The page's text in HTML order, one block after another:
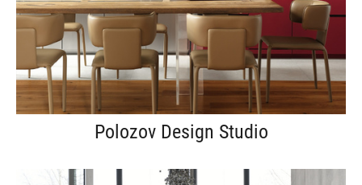
Polozov Design Studio